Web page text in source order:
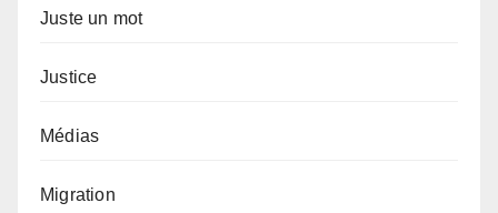
Juste un mot
Justice
Médias
Migration